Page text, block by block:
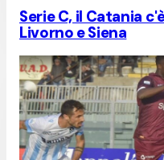
Serie C, il Catania
Livorno e Siena